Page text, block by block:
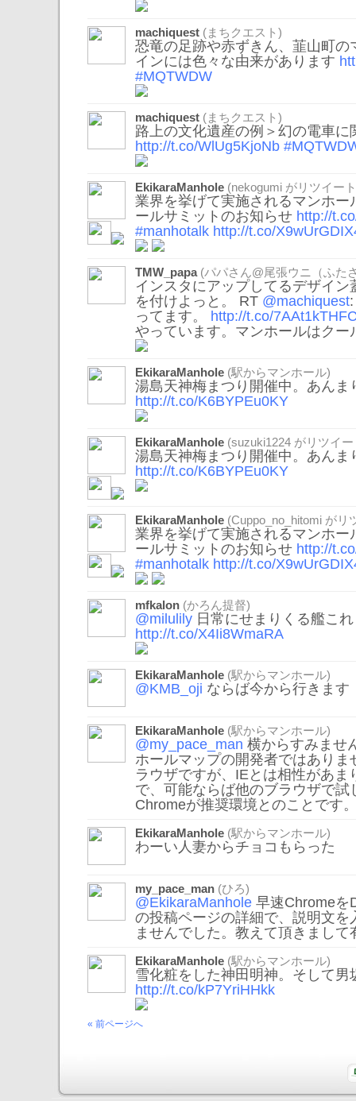
machiquest (まちクエスト)
恐竜の足跡や赤ずきん、韮山町の
インには色々な由来があります
#MQTWDW
machiquest (まちクエスト)
路上の文化遺産の例＞幻の電車に
http://t.co/WlUg5KjoNb
EkikaraManhole (nekogumi がリツイー
業界を挙げて実施されるマンホー
ールサミットのお知らせ http://
#manhotalk http://t.co/
TMW_papa(パパさん@尾張ウニ（ふた
インスタにアップしてるデザイ
を付けよっと。 RT @machiquest
ってます。 http://t.co/
やっています。マンホールはク
EkikaraManhole (駅からマンホール)
湯島天神梅まつり開催中。あんま
http://t.co/K6BYPEu0KY
EkikaraManhole (suzuki1224 がリツイー
湯島天神梅まつり開催中。あんま
http://t.co/K6BYPEu0KY
EkikaraManhole (Cuppo_no_hitomi がリ
業界を挙げて実施されるマンホー
ールサミットのお知らせ http://
#manhotalk http://t.co/
mfkalon (かろん提督)
@milulily 日常にせまりくる艦こ
http://t.co/X4Ii8WmaRA
EkikaraManhole (駅からマンホール)
@KMB_oji ならば今から行きます
EkikaraManhole (駅からマンホール)
@my_pace_man 横からすみませ
ホールマップの開発者ではあり
ラウザですが、IEとは相性があま
で、可能ならば他のブラウザで試
Chromeが推奨環境とのことです
EkikaraManhole (駅からマンホール)
わーい人妻からチョコもらった
my_pace_man (ひろ)
@EkikaraManhole 早速Chromeを
の投稿ページの詳細で、説明文を
ませんでした。教えて頂きまし
EkikaraManhole (駅からマンホール)
雪化粧をした神田明神。そして男
http://t.co/kP7YriHHkk
« 前ページへ